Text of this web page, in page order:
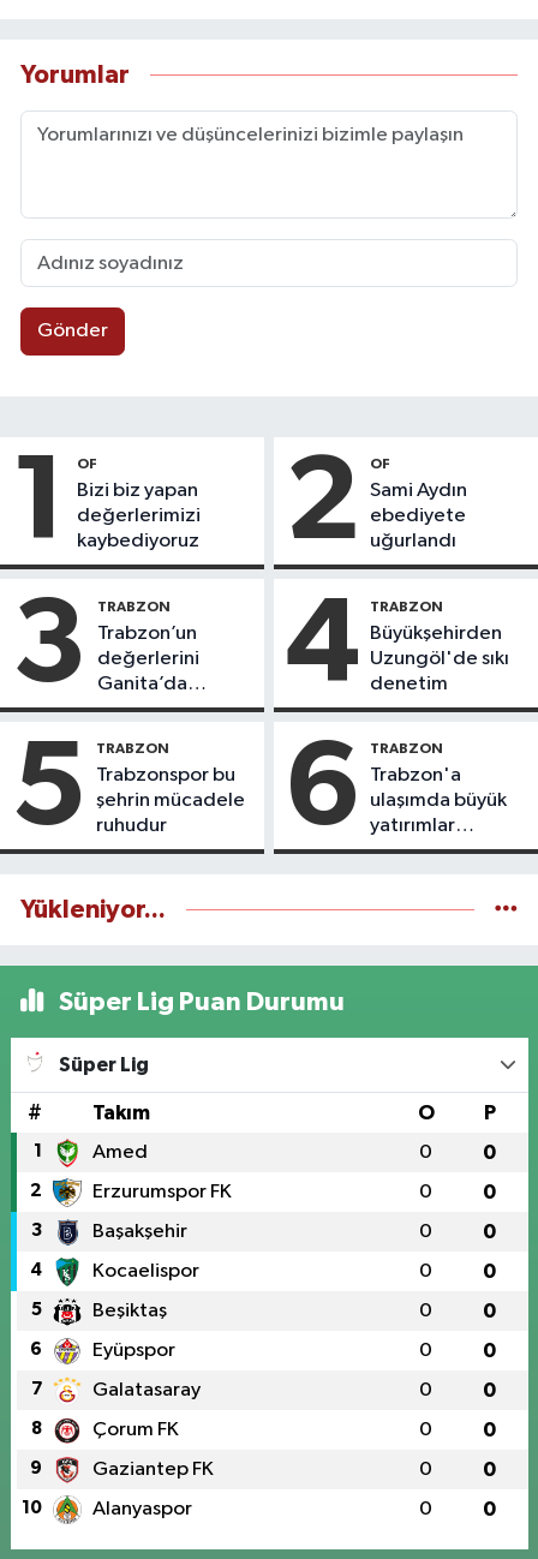
Yorumlar
Gönder
1 OF
Bizi biz yapan
değerlerimizi
kaybediyoruz
2 OF
Sami Aydın
ebediyete
uğurlandı
3 TRABZON
Trabzon’un
değerlerini
Ganita’da
yaşatıyoruz
4 TRABZON
Büyükşehirden
Uzungöl'de sıkı
denetim
5 TRABZON
Trabzonspor bu
şehrin mücadele
ruhudur
6 TRABZON
Trabzon'a
ulaşımda büyük
yatırımlar
yapılıyor
Yükleniyor...
Süper Lig Puan Durumu
Süper Lig
# Takım O P
1 Amed 0 0
2 Erzurumspor FK 0 0
3 Başakşehir 0 0
4 Kocaelispor 0 0
5 Beşiktaş 0 0
6 Eyüpspor 0 0
7 Galatasaray 0 0
8 Çorum FK 0 0
9 Gaziantep FK 0 0
10 Alanyaspor 0 0